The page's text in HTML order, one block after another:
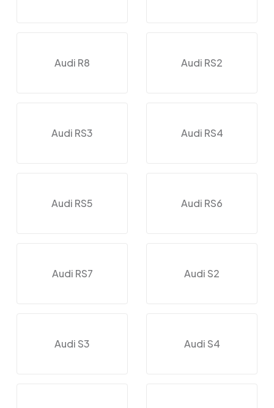
Audi R8 Audi RS2
Audi RS3 Audi RS4
Audi RS5 Audi RS6
Audi RS7 Audi S2
Audi S3 Audi S4